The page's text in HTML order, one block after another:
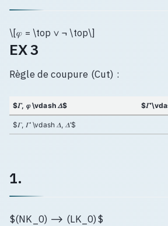
\[𝜑 = \top ∨ ¬ \top\]
EX 3
Règle de coupure (Cut) :
$𝛤, 𝜑 \vdash 𝛥$
$𝛤, 𝛤’ \vdash 𝛥, 𝛥’$
1.
$(NK_0) ⟶ (LK_0)$